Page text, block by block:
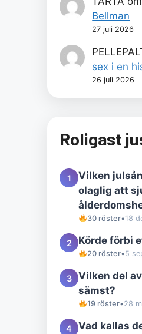
Bellman
27 juli 2026
sex i en
26 juli 2026
Roligast
1
Vilken
olaglig att
30 röster•18
2 Körde förbi
20 röster•5
3
Vilken del
sämst?
19 röster•28
4
Vad kallas